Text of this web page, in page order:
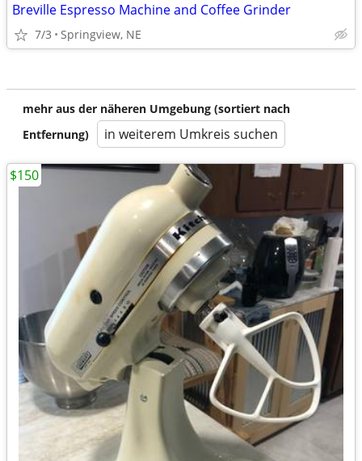
Breville Espresso Machine and Coffee Grinder
7/3 Springview, NE
mehr aus der näheren Umgebung (sortiert nach
Entfernung)
in weiterem Umkreis suchen
$150